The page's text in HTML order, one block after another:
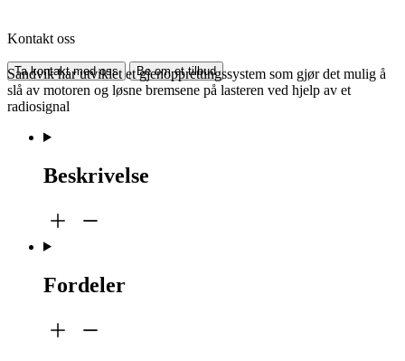
Kontakt oss
Ta kontakt med oss Be om et tilbud
Sandvik har utviklet et gjenopprettingssystem som gjør det mulig å
slå av motoren og løsne bremsene på lasteren ved hjelp av et
radiosignal
Beskrivelse
Fordeler